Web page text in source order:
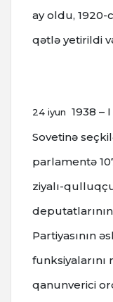
ay oldu, 1920-
qətlə yetirildi
24 iyun 1938 –
Sovetinə
parlamentə
ziyalı-
Partiyasının
funksiyalarını
qanunverici